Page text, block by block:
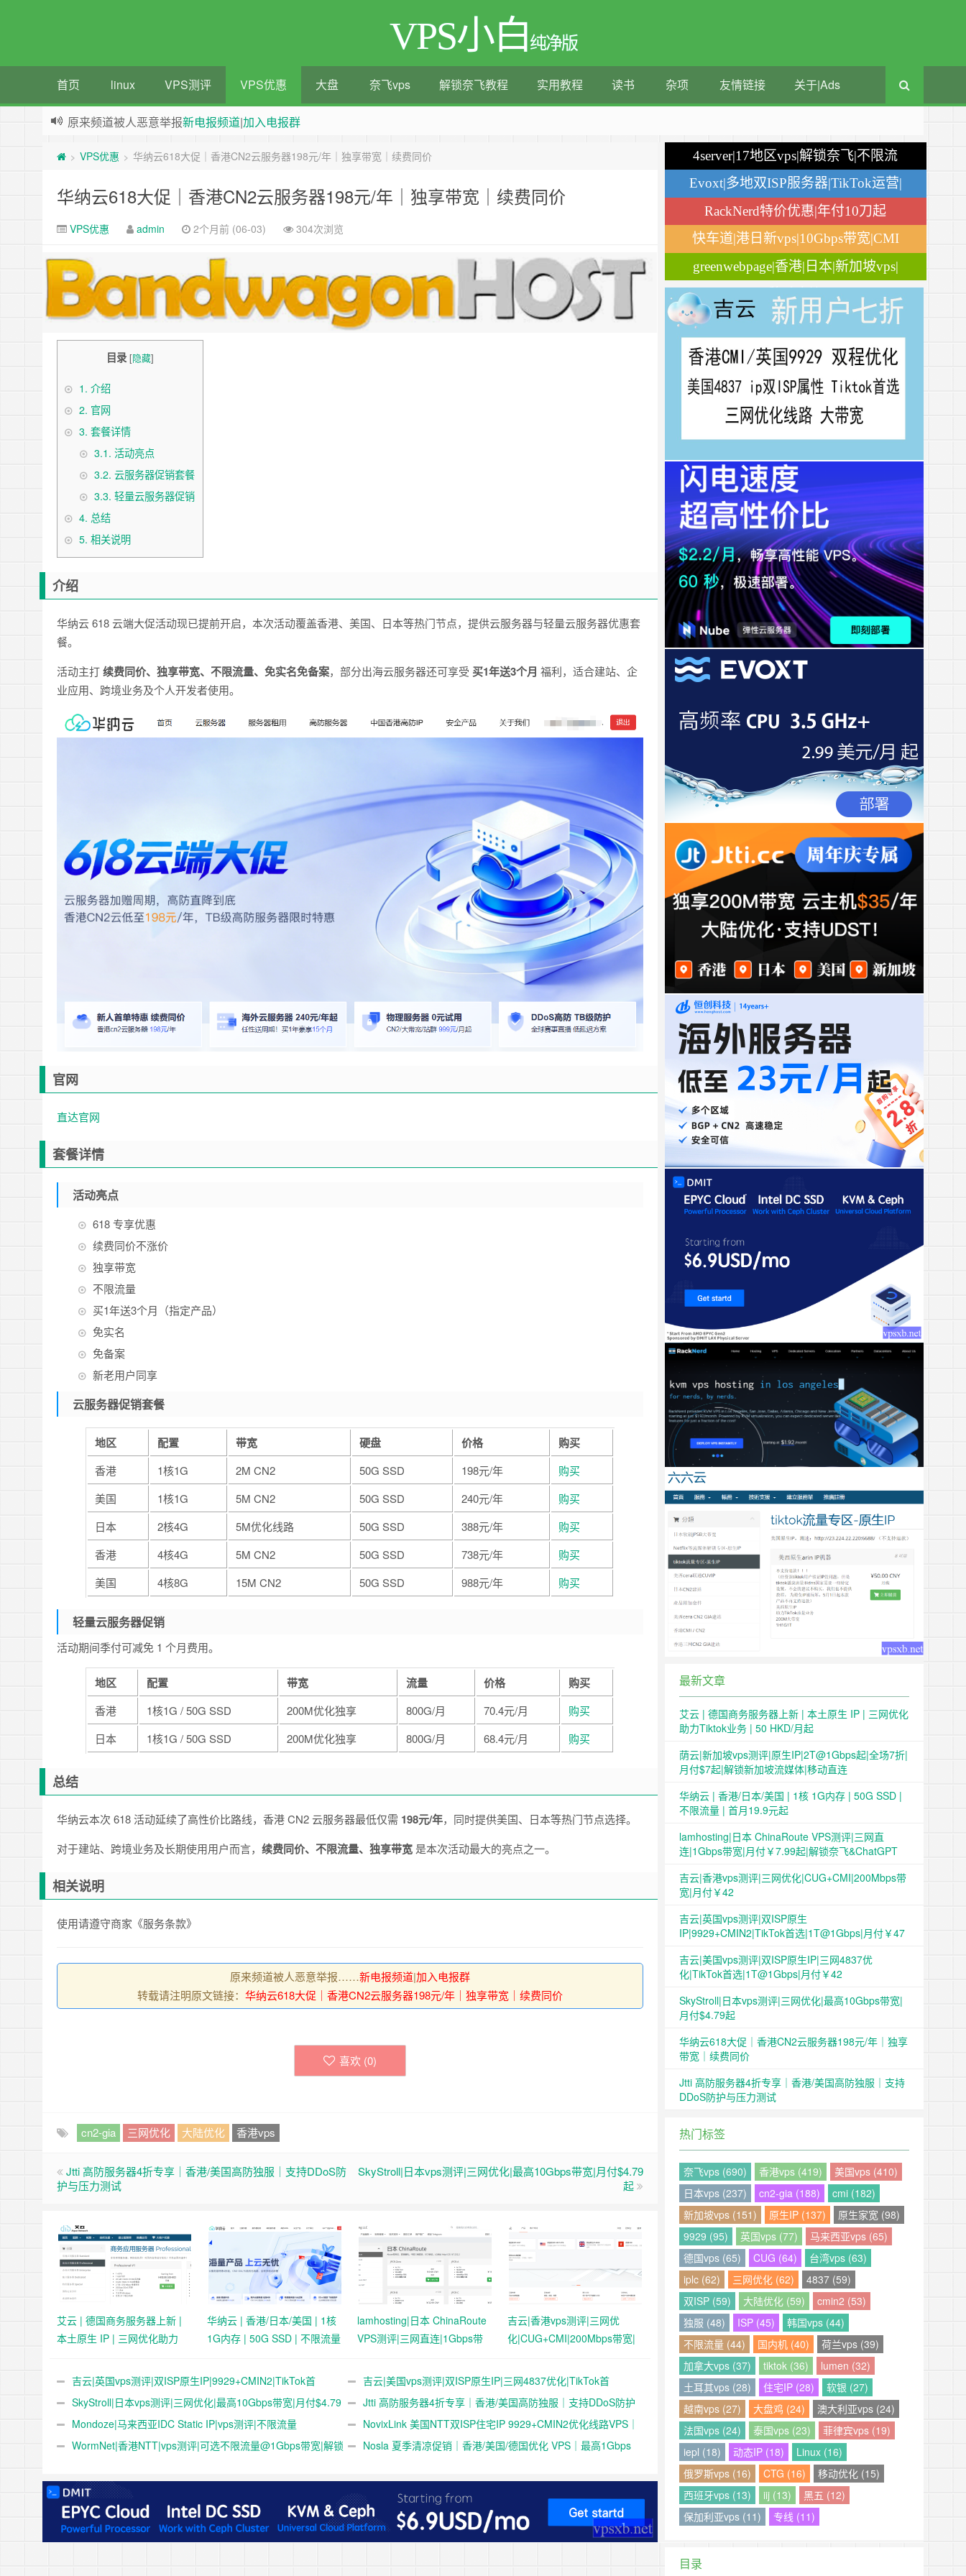
VPS小白纯净版
首页 linux VPS测评 VPS优惠 大盘 奈飞vps 解锁奈飞教程 实用教程 读书 杂项 友情链接 关于|Ads
原来频道被人恶意举报新电报频道|加入电报群
> VPS优惠 > 华纳云618大促｜香港CN2云服务器198元/年｜独享带宽｜续费同价
华纳云618大促｜香港CN2云服务器198元/年｜独享带宽｜续费同价
VPS优惠 admin 2个月前 (06-03) 304次浏览
目录 [隐藏]
1. 介绍
2. 官网
3. 套餐详情
3.1. 活动亮点
3.2. 云服务器促销套餐
3.3. 轻量云服务器促销
4. 总结
5. 相关说明
介绍
华纳云 618 云端大促活动现已提前开启，本次活动覆盖香港、美国、日本等热门节点，提供云服务器与轻量云服务器优惠套
餐。
活动主打续费同价、独享带宽、不限流量、免实名免备案，部分出海云服务器还可享受 买1年送3个月 福利，适合建站、企
业应用、跨境业务及个人开发者使用。
官网
直达官网
套餐详情
活动亮点
618 专享优惠
续费同价不涨价
独享带宽
不限流量
买1年送3个月（指定产品）
免实名
免备案
新老用户同享
云服务器促销套餐
地区 配置 带宽 硬盘 价格 购买
香港 1核1G 2M CN2 50G SSD 198元/年
购买
美国
1核1G 5M CN2 50G SSD 240元/年
购买
日本
2核4G 5M优化线路 50G SSD 388元/年
购买
香港
4核4G 5M CN2 50G SSD 738元/年
购买
美国
4核8G 15M CN2 50G SSD 988元/年 购买
轻量云服务器促销
活动期间季付可减免 1 个月费用。
地区 配置 带宽 流量 价格 购买
香港 1核1G / 50G SSD 200M优化独享 800G/月 70.4元/月
购买
日本
1核1G / 50G SSD 200M优化独享 800G/月 68.4元/月 购买
总结
华纳云本次 618 活动延续了高性价比路线，香港 CN2 云服务器最低仅需 198元/年，同时提供美国、日本等热门节点选择。
对于建站、跨境业务及长期使用用户而言， 续费同价、不限流量、独享带宽 是本次活动最大的亮点之一。
相关说明
使用请遵守商家《服务条款》
原来频道被人恶意举报……新电报频道|加入电报群
转载请注明原文链接： 华纳云618大促｜香港CN2云服务器198元/年｜独享带宽｜续费同价
喜欢 (0)
cn2-gia 三网优化 大陆优化 香港vps
Jtti 高防服务器4折专享｜香港/美国高防独服｜支持DDoS防
护与压力测试
SkyStroll|日本vps测评|三网优化|最高10Gbps带宽|月付$4.79
起
艾云 | 德国商务服务器上新 |
本土原生 IP | 三网优化助力
华纳云 | 香港/日本/美国 | 1核
1G内存 | 50G SSD | 不限流量
lamhosting|日本 ChinaRoute
VPS测评|三网直连|1Gbps带
&ChatGPT
吉云|香港vps测评|三网优
化|CUG+CMI|200Mbps带宽|
吉云|英国vps测评|双ISP原生IP|9929+CMIN2|TikTok首
选|1T@1Gbps|月付￥47
吉云|美国vps测评|双ISP原生IP|三网4837优化|TikTok首
选|1T@1Gbps|月付￥42
SkyStroll|日本vps测评|三网优化|最高10Gbps带宽|月付$4.79
起
Jtti 高防服务器4折专享｜香港/美国高防独服｜支持DDoS防护
与压力测试
Mondoze|马来西亚IDC Static IP|vps测评|不限流量
@100Mbps|解锁奈飞&tiktok&chatgpt|电信直连
NovixLink 美国NTT双ISP住宅IP 9929+CMIN2优化线路VPS｜
192小众号段｜34元/月起
WormNet|香港NTT|vps测评|可选不限流量@1Gbps带宽|解锁
Nosla 夏季清凉促销｜香港/美国/德国优化 VPS｜最高1Gbps
4server|17地区vps|解锁奈飞|不限流
量
Evoxt|多地双ISP服务器|TikTok运营|
月付$2.84
RackNerd特价优惠|年付10刀起
快车道|港日新vps|10Gbps带宽|CMI
greenwebpage|香港|日本|新加坡vps|
移动直连
最新文章
艾云 | 德国商务服务器上新 | 本土原生 IP | 三网优化
助力Tiktok业务 | 50 HKD/月起
荫云|新加坡vps测评|原生IP|2T@1Gbps起|全场7折|
月付$7起|解锁新加坡流媒体|移动直连
华纳云 | 香港/日本/美国 | 1核 1G内存 | 50G SSD |
不限流量 | 首月19.9元起
lamhosting|日本 ChinaRoute VPS测评|三网直
连|1Gbps带宽|月付￥7.99起|解锁奈飞&ChatGPT
吉云|香港vps测评|三网优化|CUG+CMI|200Mbps带
宽|月付￥42
吉云|英国vps测评|双ISP原生
IP|9929+CMIN2|TikTok首选|1T@1Gbps|月付￥47
吉云|美国vps测评|双ISP原生IP|三网4837优
化|TikTok首选|1T@1Gbps|月付￥42
SkyStroll|日本vps测评|三网优化|最高10Gbps带宽|
月付$4.79起
华纳云618大促｜香港CN2云服务器198元/年｜独享
带宽｜续费同价
Jtti 高防服务器4折专享｜香港/美国高防独服｜支持
DDoS防护与压力测试
热门标签
奈飞vps (690) 香港vps (419)
美国vps (410)
日本vps (237)
cn2-gia (188)
cmi (182)
新加坡vps (151)
原生IP (137)
原生家宽 (98)
9929 (95)
英国vps (77)
马来西亚vps (65)
德国vps (65)
CUG (64)
台湾vps (63)
iplc (62)
三网优化 (62)
4837 (59)
双ISP (59)
大陆优化 (59)
cmin2 (53)
独服 (48)
ISP (45)
韩国vps (44)
不限流量 (44)
国内机 (40)
荷兰vps (39)
加拿大vps (37)
tiktok (36)
lumen (32)
土耳其vps (28)
住宅IP (28)
软银 (27)
越南vps (27)
大盘鸡 (24)
澳大利亚vps (24)
法国vps (24)
泰国vps (23)
菲律宾vps (19)
iepl (18)
动态IP (18)
Linux (16)
俄罗斯vps (16)
CTG (16)
移动优化 (15)
西班牙vps (13)
iij (13)
黑五 (12)
保加利亚vps (11)
专线 (11)
目录